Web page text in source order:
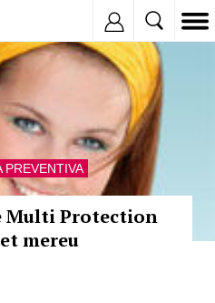
PREVENTIVA
Multi Protection
mereu